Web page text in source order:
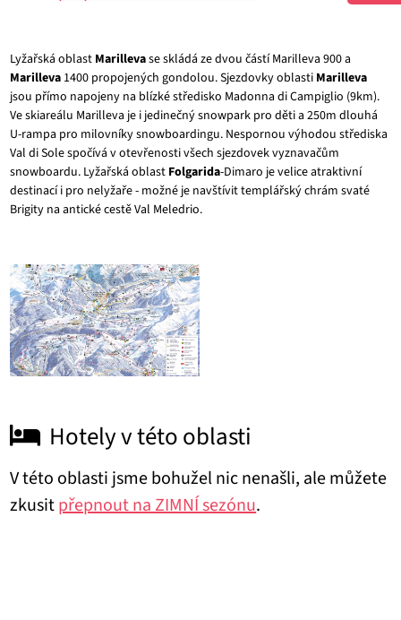
Lyžařská oblast Marillevase skládá ze dvou částí Marilleva 900 a
Marilleva 1400 propojených gondolou. Sjezdovky oblasti Marilleva
jsou přímo napojeny na blízké středisko Madonna di Campiglio (9km).
Ve skiareálu Marilleva je i jedinečný snowpark pro děti a 250m dlouhá
U-rampa pro milovníky snowboardingu. Nespornou výhodou střediska
Val di Sole spočívá v otevřenosti všech sjezdovek vyznavačům
snowboardu. Lyžařská oblast Folgarida-Dimaro je velice atraktivní
destinací i pro nelyžaře - možné je navštívit templářský chrám svaté
Brigity na antické cestě Val Meledrio.
Hotely v této oblasti
V této oblasti jsme bohužel nic nenašli, ale můžete
zkusitpřepnout na ZIMNÍ sezónu.